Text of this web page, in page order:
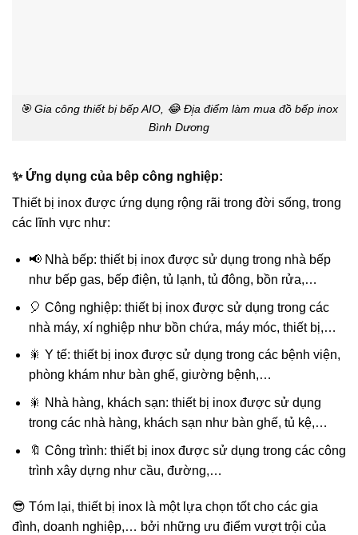
🎯 Gia công thiết bị bếp AIO, 😂 Đị̣a điểm làm mua đồ bếp inox
Bình Dương
✨ Ứng dụng của bêp công nghiệp:
Thiết bị inox được ứng dụng rộng rãi trong đời sống, trong
các lĩnh vực như:
📢 Nhà bếp: thiết bị inox được sử dụng trong nhà bếp
như bếp gas, bếp điện, tủ lạnh, tủ đông, bồn rửa,…
🎈 Công nghiệp: thiết bị inox được sử dụng trong các
nhà máy, xí nghiệp như bồn chứa, máy móc, thiết bị,…
🎇 Y tế: thiết bị inox được sử dụng trong các bệnh viện,
phòng khám như bàn ghế, giường bệnh,…
🎇 Nhà hàng, khách sạn: thiết bị inox được sử dụng
trong các nhà hàng, khách sạn như bàn ghế, tủ kệ,…
🔖 Công trình: thiết bị inox được sử dụng trong các công
trình xây dựng như cầu, đường,…
😎 Tóm lại, thiết bị inox là một lựa chọn tốt cho các gia
đình, doanh nghiệp,… bởi những ưu điểm vượt trội của